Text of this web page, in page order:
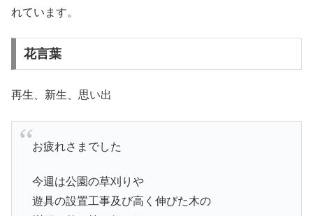
れています。
花言葉
再生、新生、思い出
お疲れさまでした
今週は公園の草刈りや
遊具の設置工事及び高く伸びた木の